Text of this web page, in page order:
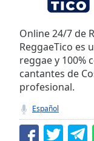
TypeLIVE
Seek to
live,
currently
behind
LIVE
Remaining
Time-
Online 24/7 de
ReggaeTico es
reggae y 100%
cantantes de
profesional.
Español